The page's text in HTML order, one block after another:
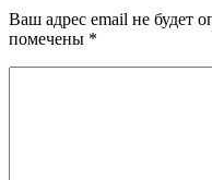
Ваш адрес email не будет
помечены *